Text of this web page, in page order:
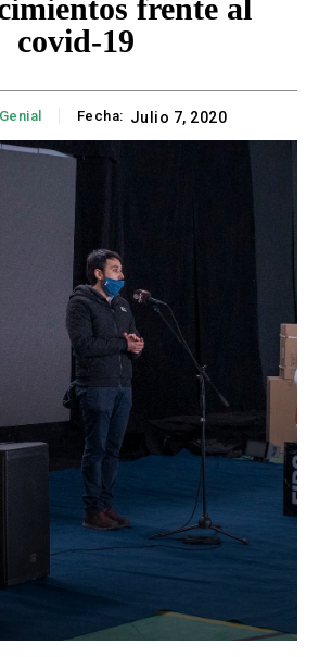
frente al
covid-19
Fecha: Julio 7, 2020